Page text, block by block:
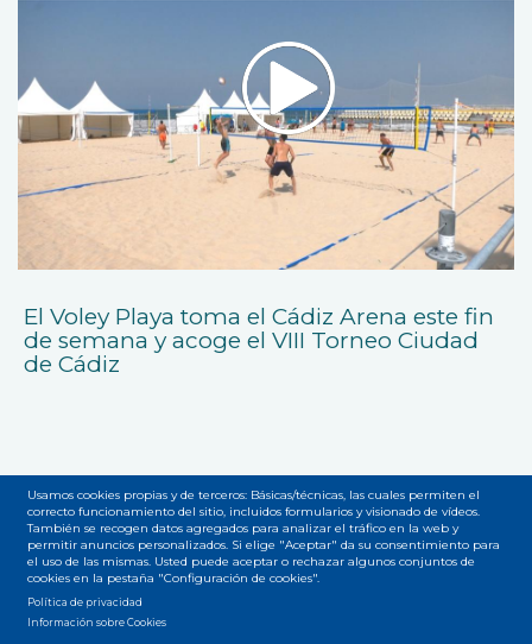
El Voley Playa toma el Cádiz Arena este fin
de semana y acoge el VIII Torneo Ciudad
de Cádiz
Menú
del
Accesibilidad Privacidad Legal Cookies Mapa web
Usamos cookies propias y de terceros: Básicas/técnicas, las cuales permiten el
correcto funcionamiento del sitio, incluidos formularios y visionado de vídeos.
También se recogen datos agregados para analizar el tráfico en la web y
permitir anuncios personalizados. Si elige "Aceptar" da su consentimiento para
el uso de las mismas. Usted puede aceptar o rechazar algunos conjuntos de
cookies en la pestaña "Configuración de cookies".
Política de privacidad
Información sobre Cookies